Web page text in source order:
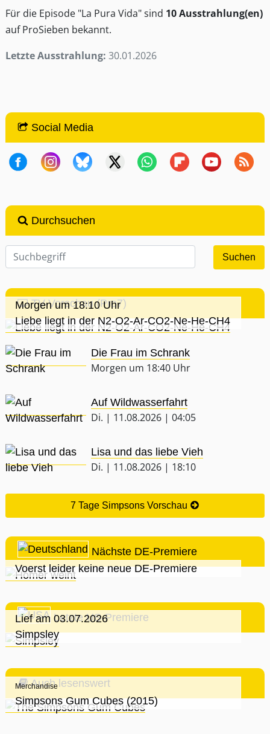
Für die Episode "La Pura Vida" sind 10 Ausstrahlung(en)
auf ProSieben bekannt.
Letzte Ausstrahlung: 30.01.2026
Social Media
Durchsuchen
TV-Vorschau (Pro7)
Morgen um 18:10 Uhr
Liebe liegt in der N2-O2-Ar-CO2-Ne-He-CH4
Die Frau im Schrank
Morgen um 18:40 Uhr
Auf Wildwasserfahrt
Di. | 11.08.2026 | 04:05
Lisa und das liebe Vieh
Di. | 11.08.2026 | 18:10
7 Tage Simpsons Vorschau
Nächste DE-Premiere
Voerst leider keine neue DE-Premiere
Letzte US-Premiere
Lief am 03.07.2026
Simpsley
Auch lesenswert
Merchandise
Simpsons Gum Cubes (2015)